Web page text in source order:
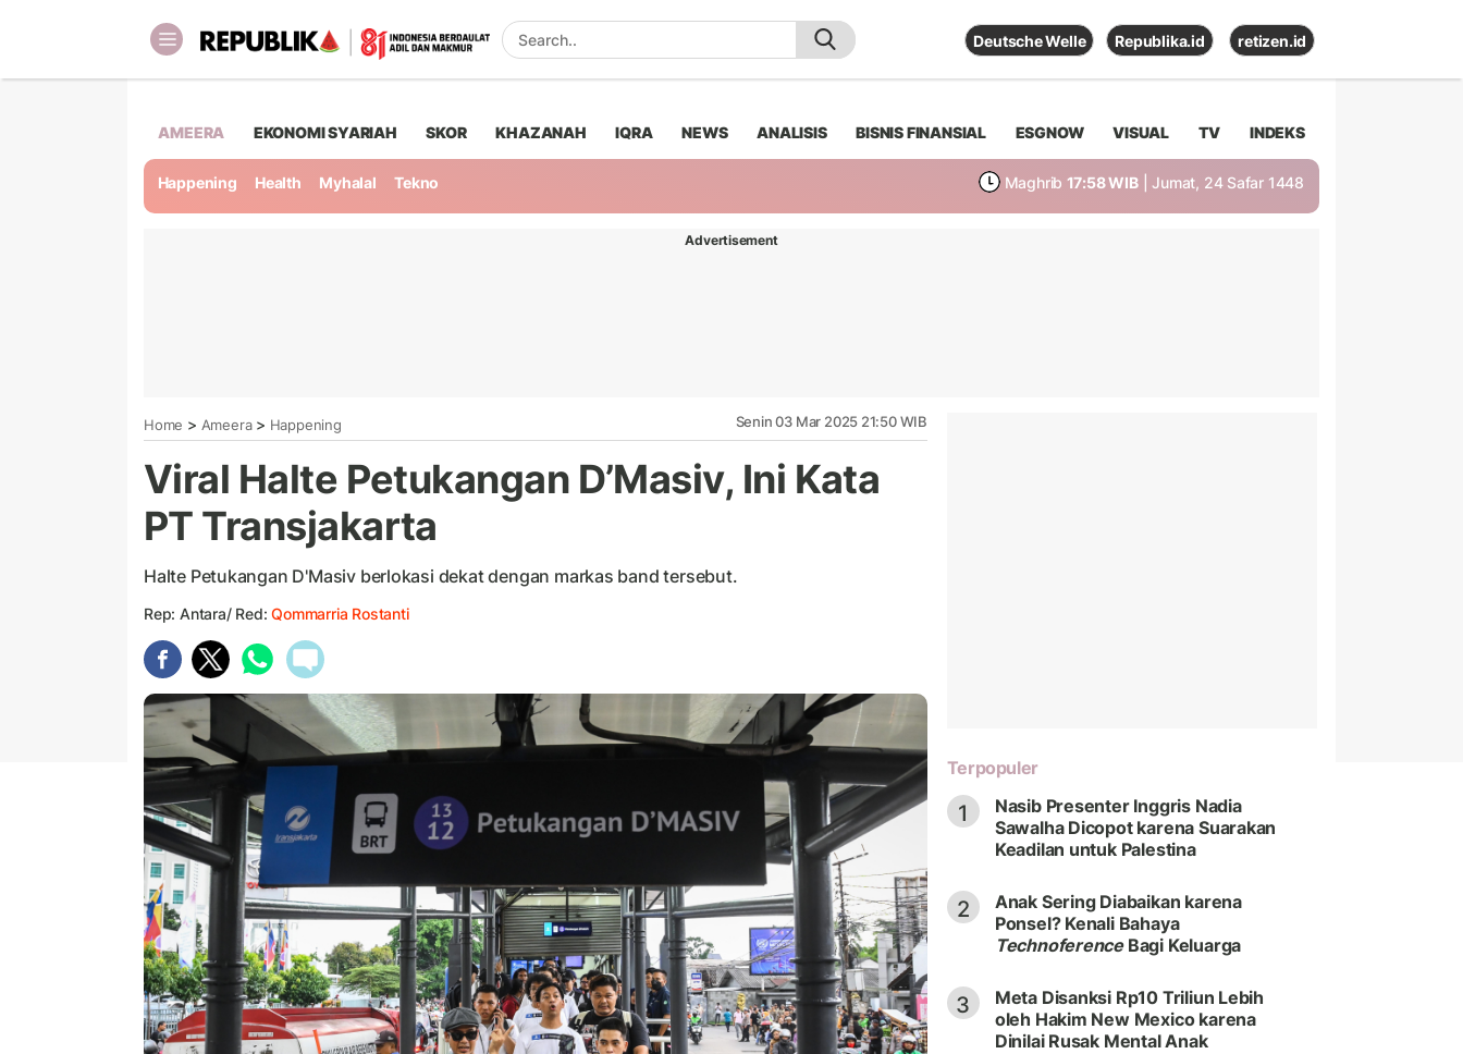
Deutsche Welle Republika.id retizen.id
AMEERA EKONOMI SYARIAH SKOR KHAZANAH IQRA NEWS ANALISIS BISNIS FINANSIAL ESGNOW VISUAL TV INDEKS
Happening Health Myhalal Tekno Maghrib 17:58 WIB | Jumat, 24 Safar 1448
Advertisement
Home > Ameera> Happening Senin 03 Mar 2025 21:50 WIB
Viral Halte Petukangan D’Masiv, Ini Kata
PT Transjakarta
Halte Petukangan D'Masiv berlokasi dekat dengan markas band tersebut.
Rep: Antara/ Red:Qommarria Rostanti
Terpopuler
1
Nasib Presenter Inggris Nadia
Sawalha Dicopot karena Suarakan
Keadilan untuk Palestina
2
Anak Sering Diabaikan karena
Ponsel? Kenali Bahaya
TechnoferenceBagi Keluarga
3
Meta Disanksi Rp10 Triliun Lebih
oleh Hakim New Mexico karena
Dinilai Rusak Mental Anak